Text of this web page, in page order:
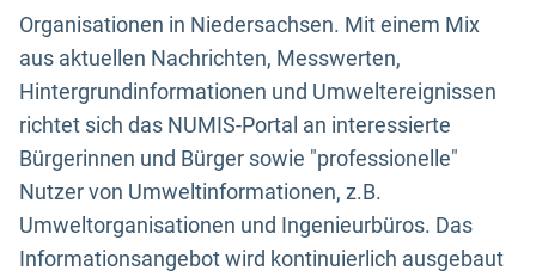
Organisationen in Niedersachsen. Mit einem Mix
aus aktuellen Nachrichten, Messwerten,
Hintergrundinformationen und Umweltereignissen
richtet sich das NUMIS-Portal an interessierte
Bürgerinnen und Bürger sowie "professionelle"
Nutzer von Umweltinformationen, z.B.
Umweltorganisationen und Ingenieurbüros. Das
Informationsangebot wird kontinuierlich ausgebaut